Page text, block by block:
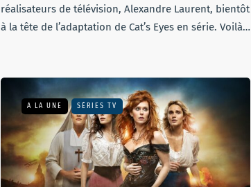
réalisateurs de télévision, Alexandre Laurent, bientôt
à la tête de l’adaptation de Cat’s Eyes en série. Voilà…
A LA UNE SÉRIES TV